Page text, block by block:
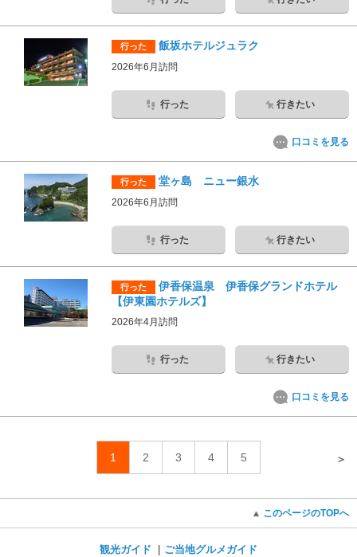
行った 飯坂ホテルジュラク
2026年6月訪問
行った 行きたい
口コミを見る
行った 堂ヶ島 ニュー銀水
2026年6月訪問
行った 行きたい
行った
伊香保温泉 伊香保グランドホテル
【伊東園ホテルズ】
2026年4月訪問
行った 行きたい
口コミを見る
1 2 3 4 5 ＞
このページのTOPへ
観光ガイド ご当地グルメガイド